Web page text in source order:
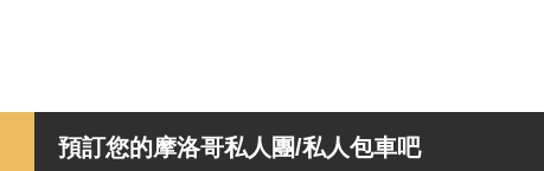
預訂您的摩洛哥私人團/私人包車吧